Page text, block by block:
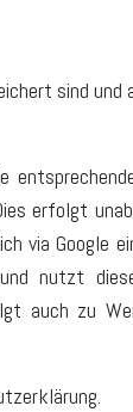
sind
erfolgt
via Google
nutzt
auch zu